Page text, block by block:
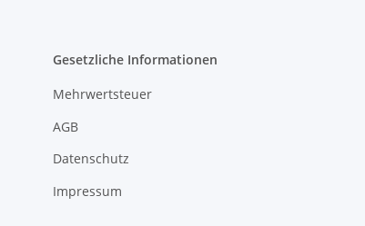
Gesetzliche Informationen
Mehrwertsteuer
AGB
Datenschutz
Impressum